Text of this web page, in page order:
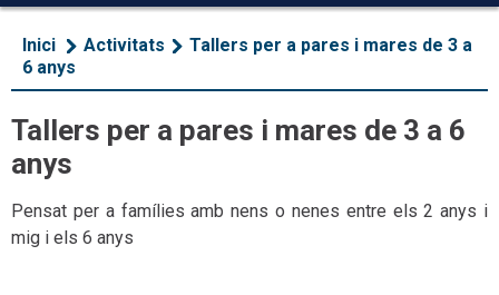
Inici Activitats
Tallers per a pares i mares de 3 a
6 anys
Tallers per a pares i mares de 3 a 6
anys
Pensat per a famílies amb nens o nenes entre els 2 anys i
mig i els 6 anys